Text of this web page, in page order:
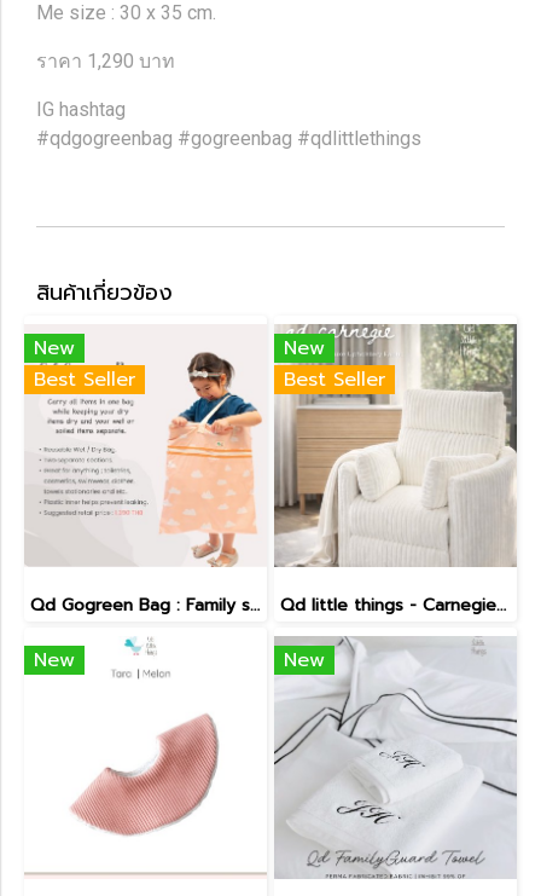
Me size : 30 x 35 cm.
ราคา 1,290 บาท
IG hashtag
#qdgogreenbag #gogreenbag #qdlittlethings
สินค้าเกี่ยวข้อง
New
Best Seller
Qd Gogreen Bag : Family size
New
Best Seller
Qd little things - Carnegie Electric Recliner
New New